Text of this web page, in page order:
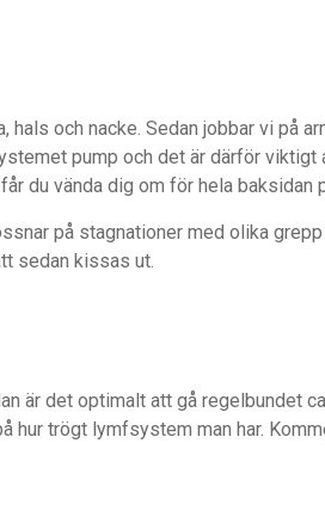
och nacke. Sedan jobbar vi på
pump och det är därför viktigt
du vända dig om för hela baksidan
på stagnationer med olika
sedan kissas ut.
är det optimalt att gå regelbundet
trögt lymfsystem man har.